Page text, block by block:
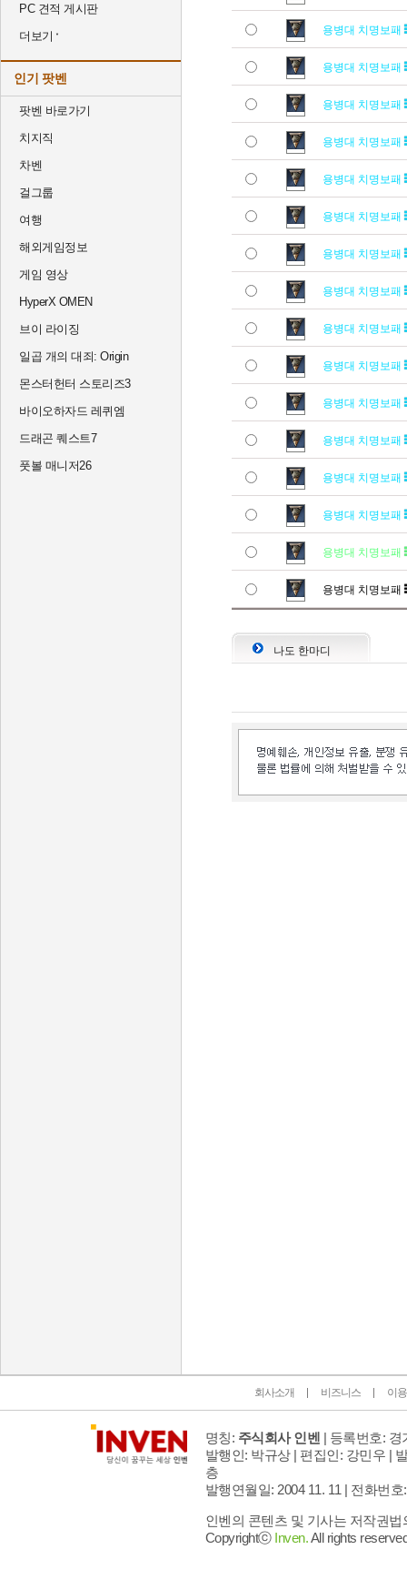
PC 견적 게시판
더보기
인기 팟벤
팟벤 바로가기
치지직
차벤
걸그룹
여행
해외게임정보
게임 영상
HyperX OMEN
브이 라이징
일곱 개의 대죄: Origin
몬스터헌터 스토리즈3
바이오하자드 레퀴엠
드래곤 퀘스트7
풋볼 매니저26
용병대 치명보패
용병대 치명보패
용병대 치명보패
용병대 치명보패
용병대 치명보패
용병대 치명보패
용병대 치명보패
용병대 치명보패
용병대 치명보패
용병대 치명보패
용병대 치명보패
용병대 치명보패
용병대 치명보패
용병대 치명보패
용병대 치명보패
용병대 치명보패
나도 한마디
회사소개 비즈니스 이
명칭: 주식회사 인벤 | 등록번호: 경
발행인: 박규상 | 편집인: 강민우 |
층
발행연월일: 2004 11. 11 | 전화번호
인벤의 콘텐츠 및 기사는 저작권
Copyrightⓒ Inven.All rights